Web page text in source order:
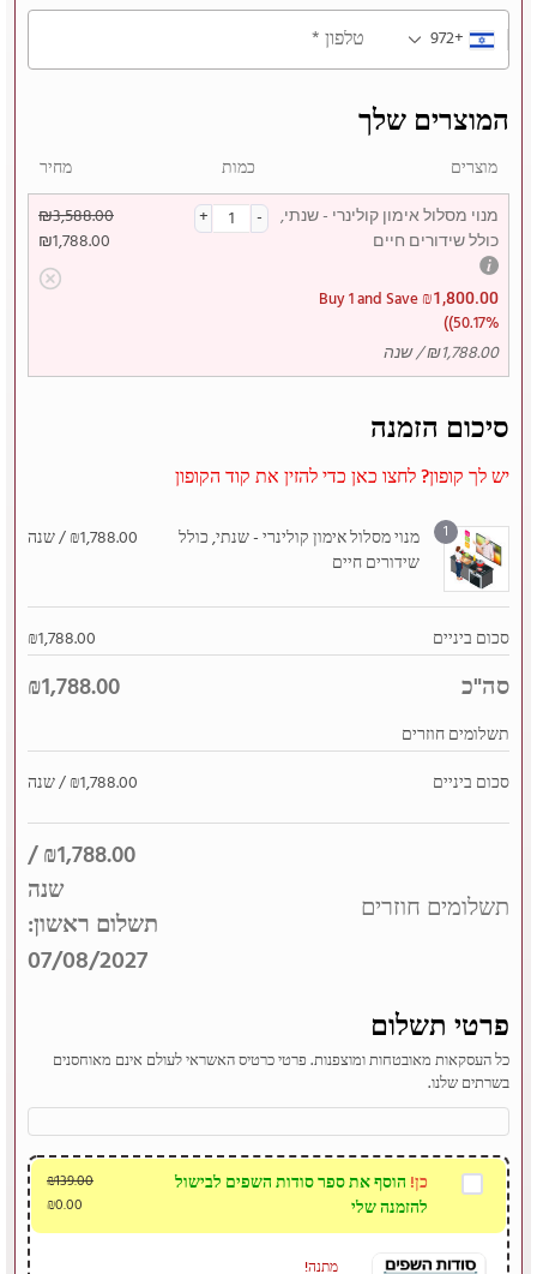
טלפון* +972
המוצרים שלך
מוצרים כמות
מחיר
מנוי מסלול אימון קולינרי - שנתי,
כולל שידורים חיים
Buy 1 and Save₪1,800.00
(50.17%)
₪1,788.00 / שנה
₪3,588.00
₪1,788.00
סיכום הזמנה
יש לך קופון? לחצו כאן כדי להזין את קוד הקופון
1
מנוי מסלול אימון קולינרי - שנתי, כולל
שידורים חיים
₪1,788.00 / שנה
סכום ביניים ₪1,788.00
סה"כ ₪1,788.00
תשלומים חוזרים
סכום ביניים
₪1,788.00 / שנה
תשלומים חוזרים
₪1,788.00
/
שנה
תשלום ראשון:
07/08/2027
פרטי תשלום
כל העסקאות מאובטחות ומוצפנות. פרטי כרטיס האשראי לעולם אינם מאוחסנים
בשרתים שלנו.
כן! הוסף את ספר סודות השפים לבישול
להזמנה שלי
₪139.00
₪0.00
מתנה!